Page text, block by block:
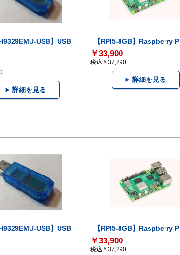
USB】USB
詳細を見る
【RPI5-8GB】Raspberry
￥33,900
税込￥37,290
詳細を見る
USB】USB
【RPI5-8GB】Raspberry
￥33,900
税込￥37,290